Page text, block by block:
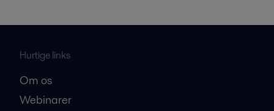
Hurtige links
Om os
Webinarer